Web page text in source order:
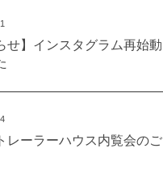
せ】インスタグラム再始動
レーラーハウス内覧会のご